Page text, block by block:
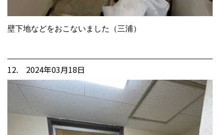
壁下地などをおこないました（三浦）
12. 2024年03月18日